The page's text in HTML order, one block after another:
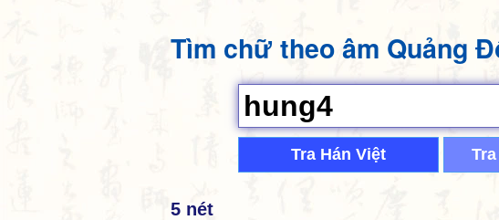
Tìm chữ theo âm Quảng
Tra Hán Việt
5 nét